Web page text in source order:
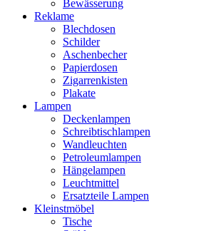
Bewässerung
Reklame
Blechdosen
Schilder
Aschenbecher
Papierdosen
Zigarrenkisten
Plakate
Lampen
Deckenlampen
Schreibtischlampen
Wandleuchten
Petroleumlampen
Hängelampen
Leuchtmittel
Ersatzteile Lampen
Kleinstmöbel
Tische